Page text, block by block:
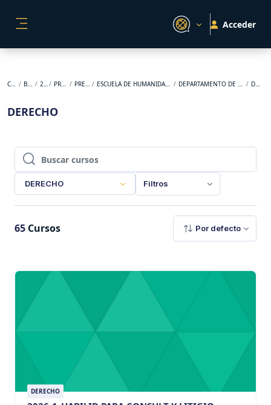
Acceder
Cursos BACKUP 2026-1 PREGRADO PRESENCIAL ESCUELA DE HUMANIDADES Y ESTUDIOS SOCIALES DEPARTAMENTO DE FORMACIÓN LASALLISTA DERECHO
DERECHO
Buscar cursos
Buscar cursos
DERECHO Filtros
65 Cursos Por defecto
DERECHO